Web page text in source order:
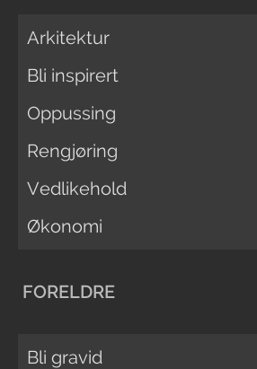
Arkitektur
Bli inspirert
Oppussing
Rengjøring
Vedlikehold
Økonomi
FORELDRE
Bli gravid